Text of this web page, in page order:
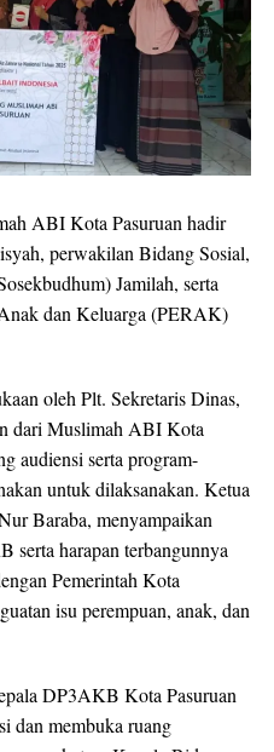
ABI Kota Pasuruan hadir
perwakilan Bidang Sosial,
Jamilah, serta
dan Keluarga (PERAK)
oleh Plt. Sekretaris Dinas,
dari Muslimah ABI Kota
audiensi serta program-
untuk dilaksanakan. Ketua
Baraba, menyampaikan
serta harapan terbangunnya
Pemerintah Kota
isu perempuan, anak, dan
DP3AKB Kota Pasuruan
dan membuka ruang